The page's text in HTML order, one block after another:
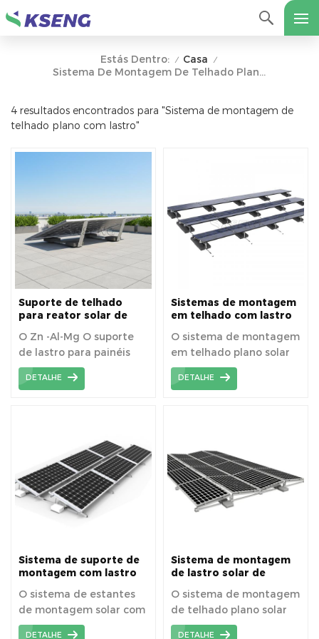
Estás Dentro: / Casa /
Sistema De Montagem De Telhado Plano Com Lastro
4 resultados encontrados para "Sistema de montagem de
telhado plano com lastro"
Suporte de telhado
para reator solar de
magnésio com design
moderno e fácil
instalação.
O Zn -Al-Mg O suporte
de lastro para painéis
solares é uma solução de
montagem durável e
Mg, oferece excelente
resistência à corrosão e
às intempéries,
garantindo um
desempenho de longa
não requer perfuração
do telhado e
proporciona uma base
estável para os painéis
solares, tornando-se
uma escolha confiável
DETALHE
Sistemas de montagem
em telhado com lastro
O sistema de montagem
em telhado plano solar
de inclinação dupla East
West é um design
DETALHE
Sistema de suporte de
montagem com lastro
O sistema de estantes
de montagem solar com
lastro de telhado plano
DETALHE
Sistema de montagem
de lastro solar de
oeste para telhado
plano
O sistema de montagem
de telhado plano solar
de inclinação dupla leste
DETALHE